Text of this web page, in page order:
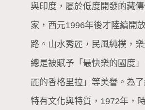
與印度，屬於低度開發的藏傳
家，西元1996年後才陸續開
路。山水秀麗，民風純樸，樂
總是被賦予「最快樂的國度
麗的香格里拉」等美譽。為
特有文化與特質，1972年，